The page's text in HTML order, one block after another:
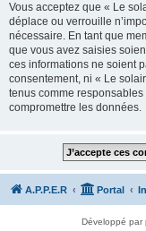
Vous acceptez que « Le
déplace ou verrouille
nécessaire. En tant que
que vous avez saisies
ces informations ne soient
consentement, ni « Le
tenus comme
compromettre les données.
A.P.P.E.R Portal
Développé par